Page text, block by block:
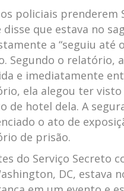
policiais prenderem
disse que estava no
a “seguiu até
Segundo o relatório,
e imediatamente
ela alegou ter
de hotel dela. A
o ato de
de prisão.
do Serviço Secreto
DC, estava